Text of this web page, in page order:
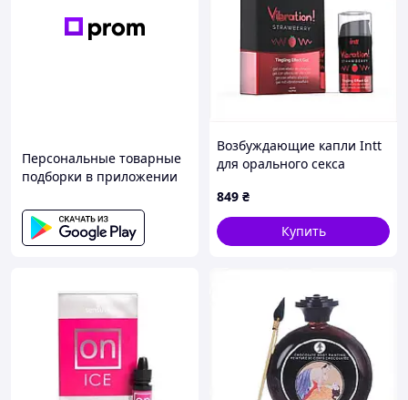
Персональные товарные
подборки в приложении
Возбуждающие капли Intt
для орального секса
849 ₴
Купить